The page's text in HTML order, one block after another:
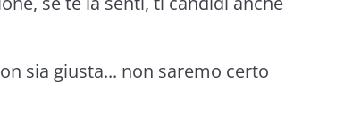
sia giusta... non saremo certo